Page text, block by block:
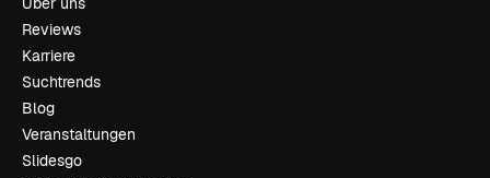
Reviews
Karriere
Suchtrends
Blog
Veranstaltungen
Slidesgo